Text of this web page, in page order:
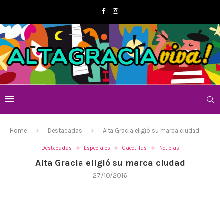
Home Destacadas Alta Gracia eligió su marca ciudad
Destacadas Especiales Gacetillas Noticias
Alta Gracia eligió su marca ciudad
27/10/2016